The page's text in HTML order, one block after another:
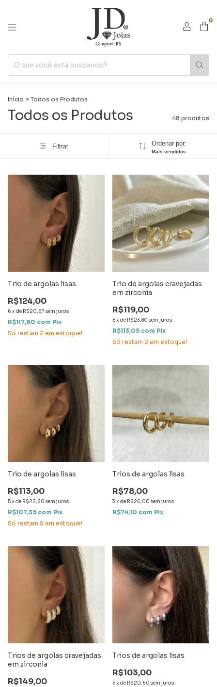
0
Início > Todos os Produtos
Todos os Produtos 48 produtos
Filtrar Ordenar por:
Mais vendidos
Trio de argolas lisas
R$124,00
6 x de R$20,67 sem juros
R$117,80 com Pix
Só restam 2 em estoque!
Trio de argolas cravejadas
em zirconia
R$119,00
5x de R$23,80 sem juros
R$113,05 com Pix
Só restam 2 em estoque!
Trio de argolas lisas
R$113,00
5x de R$22,60 sem juros
R$107,35 com Pix
Só restam 5 em estoque!
Trios de argolas lisas
R$78,00
3 x de R$26,00 sem juros
R$74,10 com Pix
Trios de argolas cravejadas
em zirconia
R$149,00
Trios de argolas lisas
R$103,00
5x de R$20,60 sem juros